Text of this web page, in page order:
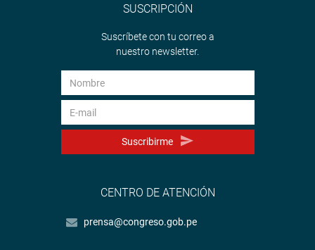
SUSCRIPCIÓN
Suscríbete con tu correo a
nuestro newsletter.
Suscribirme
CENTRO DE ATENCIÓN
prensa@congreso.gob.pe